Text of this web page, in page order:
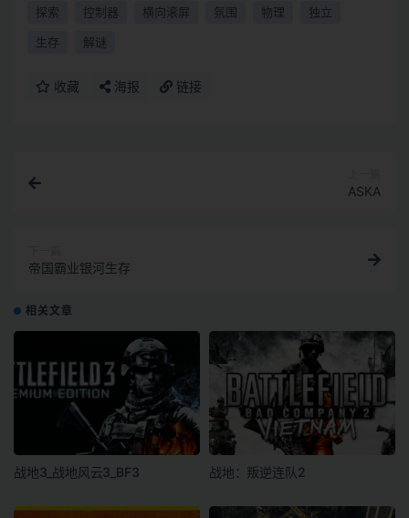
探索 控制器 横向滚屏 氛围 物理 独立
生存 解谜
收藏 海报 链接
ASKA
帝国霸业银河生存
相关文章
战地3_战地风云3_BF3 战地：叛逆连队2